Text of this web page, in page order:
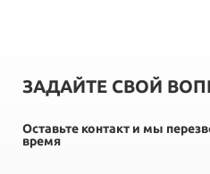
ЗАДАЙТЕ СВОЙ
Оставьте контакт и мы
время